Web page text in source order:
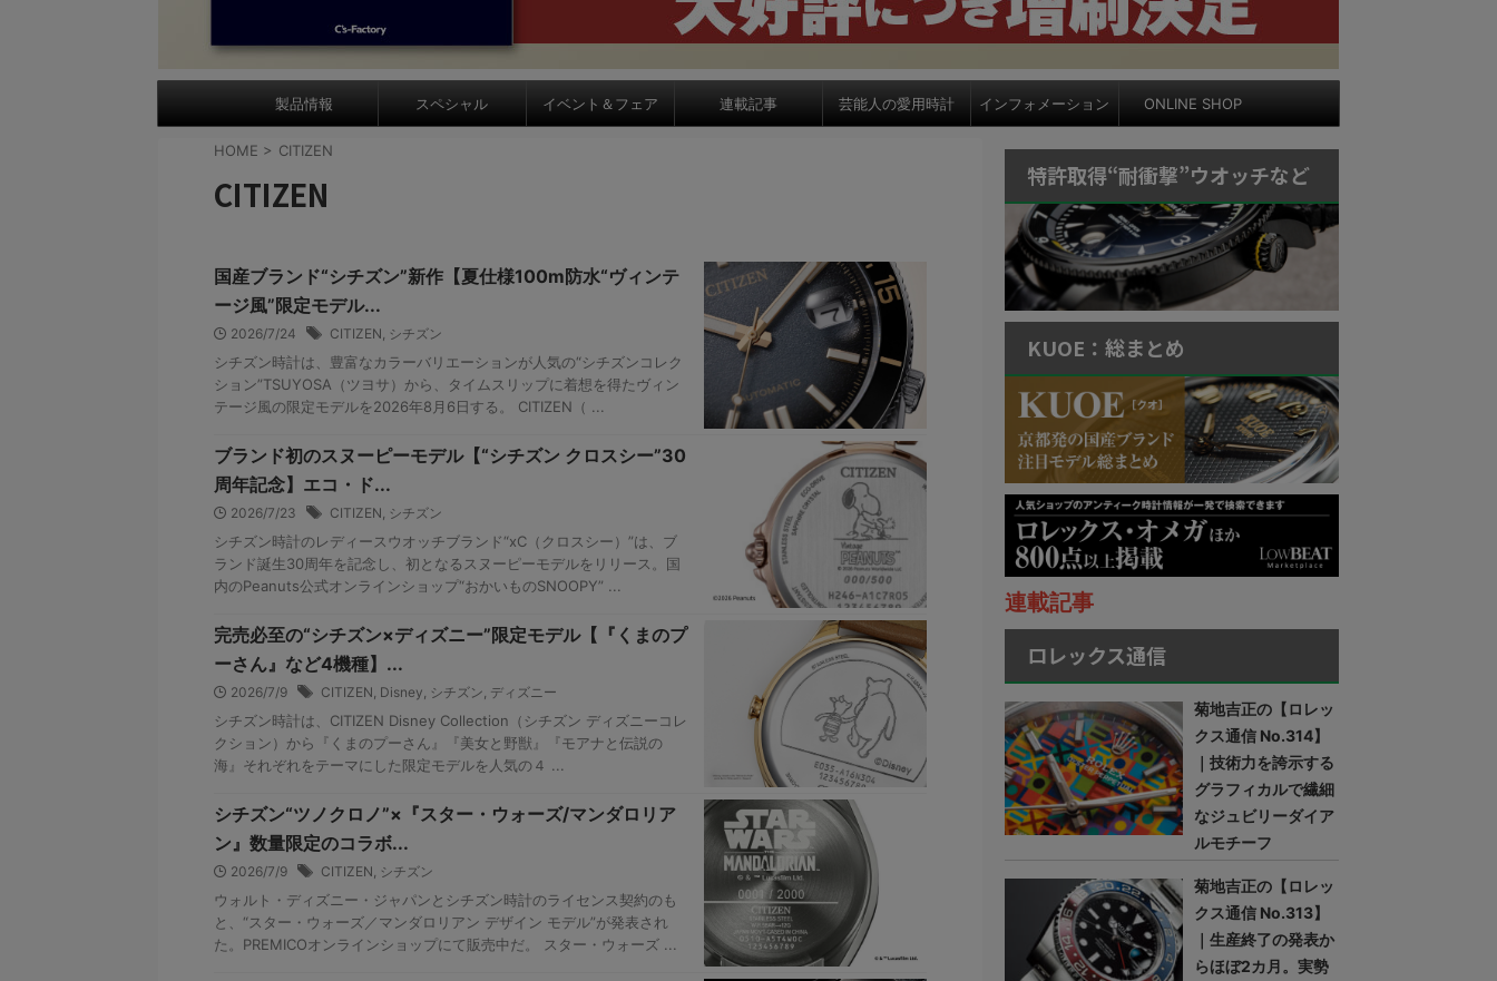
製品情報 スペシャル イベント＆フェア 連載記事 芸能人の愛用時計 インフォメーション ONLINE SHOP
HOME > CITIZEN
CITIZEN
国産ブランド“シチズン”新作【夏仕様100m防水“ヴィンテ
ージ風”限定モデル...
2026/7/24 CITIZEN, シチズン
シチズン時計は、豊富なカラーバリエーションが人気の“シチズンコレク
ション”TSUYOSA（ツヨサ）から、タイムスリップに着想を得たヴィン
テージ風の限定モデルを2026年8月6日する。 CITIZEN（ ...
ブランド初のスヌーピーモデル【“シチズン クロスシー”30
周年記念】エコ・ド...
2026/7/23 CITIZEN, シチズン
シチズン時計のレディースウオッチブランド“xC（クロスシー）”は、ブ
ランド誕生30周年を記念し、初となるスヌーピーモデルをリリース。国
内のPeanuts公式オンラインショップ“おかいものSNOOPY” ...
完売必至の“シチズン×ディズニー”限定モデル【『くまのプ
ーさん』など4機種】...
2026/7/9 CITIZEN, Disney, シチズン, ディズニー
シチズン時計は、CITIZEN Disney Collection（シチズン ディズニーコレ
クション）から『くまのプーさん』『美⼥と野獣』『モアナと伝説の
海』それぞれをテーマにした限定モデルを人気の４ ...
シチズン“ツノクロノ”×『スター・ウォーズ/マンダロリア
ン』数量限定のコラボ...
2026/7/9 CITIZEN, シチズン
ウォルト・ディズニー・ジャパンとシチズン時計のライセンス契約のも
と、“スター・ウォーズ／マンダロリアン デザイン モデル”が発表され
た。PREMICOオンラインショップにて販売中だ。 スター・ウォーズ ...
特許取得“耐衝撃”ウオッチなど
KUOE：総まとめ
連載記事
ロレックス通信
菊地吉正の【ロレッ
クス通信 No.314】
｜技術力を誇示する
グラフィカルで繊細
なジュビリーダイア
ルモチーフ
菊地吉正の【ロレッ
クス通信 No.313】
｜生産終了の発表か
らほぼ2カ月。実勢